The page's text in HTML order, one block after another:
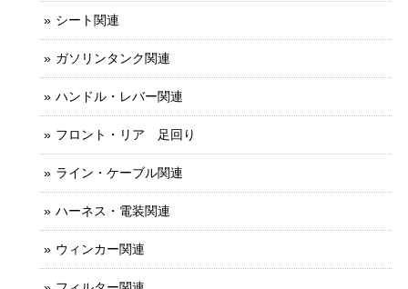
シート関連
ガソリンタンク関連
ハンドル・レバー関連
フロント・リア 足回り
ライン・ケーブル関連
ハーネス・電装関連
ウィンカー関連